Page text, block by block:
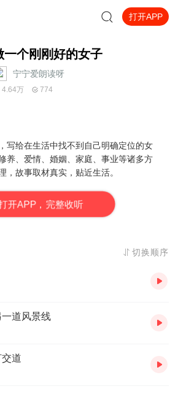
打开APP
一个刚刚好的女子
宁宁爱朗读呀
4.64万 774
写给在生活中找不到自己明确定位的女
养、爱情、婚姻、家庭、事业等诸多方
，故事取材真实，贴近生活。
开APP，完整收听
切换顺序
道风景线
道